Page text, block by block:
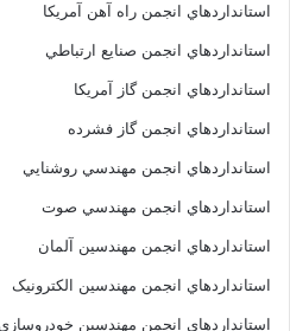
استانداردهاي انجمن راه آهن آمريکا
استانداردهاي انجمن صنايع ارتباطي
استانداردهاي انجمن گاز آمريکا
استانداردهاي انجمن گاز فشرده
استانداردهاي انجمن مهندسي روشنايي
استانداردهاي انجمن مهندسي صوت
استانداردهاي انجمن مهندسين آلمان
استانداردهاي انجمن مهندسين الکترونيک
استانداردهاي انجمن مهندسين